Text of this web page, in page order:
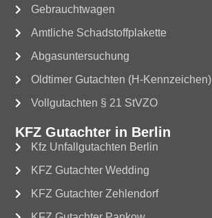
Gebrauchtwagen
Amtliche Schadstoffplakette
Abgasuntersuchung
Oldtimer Gutachten (H-Kennzeichen)
Vollgutachten § 21 StVZO
KFZ Gutachter in Berlin
Kfz Unfallgutachten Berlin
KFZ Gutachter Wedding
KFZ Gutachter Zehlendorf